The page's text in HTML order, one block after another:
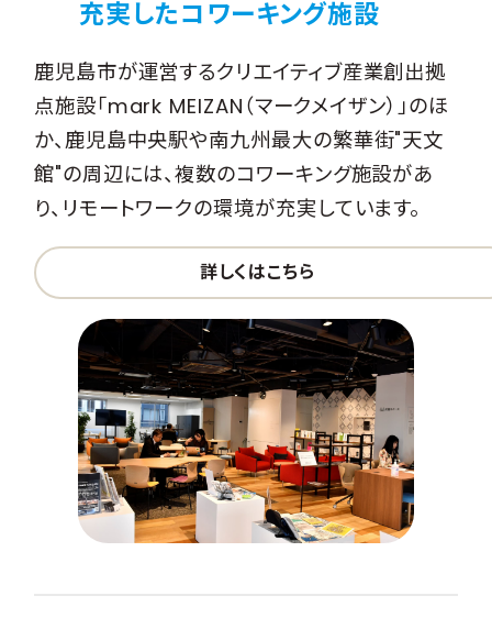
充実したコワーキング施設
鹿児島市が運営するクリエイティブ産業創出拠
点施設「mark MEIZAN（マークメイザン）」のほ
か、鹿児島中央駅や南九州最大の繁華街"天文
館"の周辺には、複数のコワーキング施設があ
り、リモートワークの環境が充実しています。
詳しくはこちら